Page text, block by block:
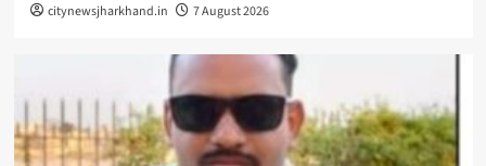
citynewsjharkhand.in 7 August 2026